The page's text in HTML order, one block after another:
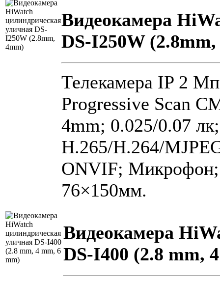
Видеокамера
DS-I250W
Телекамера IP 2
Progressive Scan
4mm; 0.025/0.07
H.265/H.264/
ONVIF; Микрофон;
76×150мм.
Видеокамера
DS-I400 (2.8 mm,